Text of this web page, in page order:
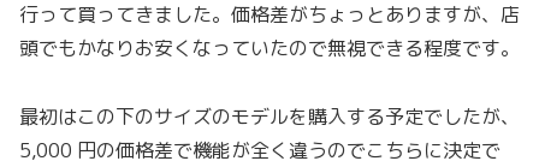
行って買ってきました。価格差がちょっとありますが、店
頭でもかなりお安くなっていたので無視できる程度です。
最初はこの下のサイズのモデルを購入する予定でしたが、
5,000 円の価格差で機能が全く違うのでこちらに決定で